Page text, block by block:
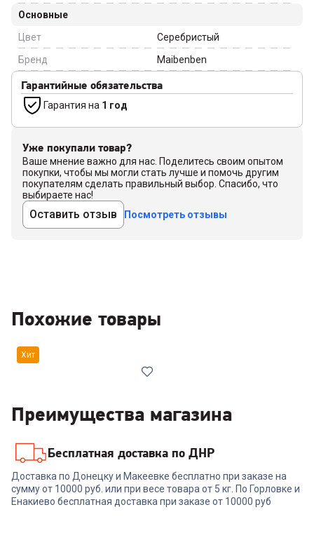
Основные
Цвет
Серебристый
Бренд
Maibenben
Гарантийные обязательства
Гарантия на 1 год
Уже покупали товар?
Ваше мнение важно для нас. Поделитесь своим опытом
покупки, чтобы мы могли стать лучше и помочь другим
покупателям сделать правильный выбор. Спасибо, что
выбираете нас!
Оставить отзыв Посмотреть отзывы
Похожие товары
Хит
Ноутбук ACER Aspire AL15-
32P-C1KD silver
Преимущества магазина
Бесплатная доставка по ДНР
Доставка по Донецку и Макеевке бесплатно при заказе на
сумму от 10000 руб. или при весе товара от 5 кг. По Горловке и
Енакиево бесплатная доставка при заказе от 10000 руб